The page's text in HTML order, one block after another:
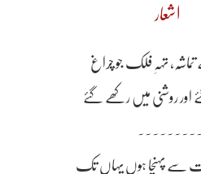
اشعار
تماشہ، تہہِ فلک جو چراغ
اور روشنی میں رکھے گئے
~~~~~~~~~
سے پہنچا ہوں یہاں تک